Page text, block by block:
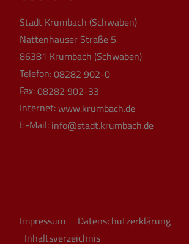
Stadt Krumbach (Schwaben)
Nattenhauser Straße 5
86381 Krumbach (Schwaben)
Telefon:08282 902-0
Fax:08282 902-33
Internet:www.krumbach.de
E-Mail: info@stadt.krumbach.de
Impressum
Datenschutzerklärung
Inhaltsverzeichnis